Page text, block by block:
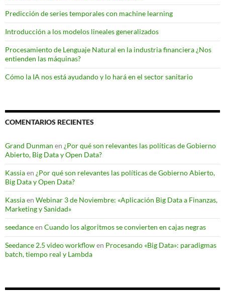
Predicción de series temporales con machine learning
Introducción a los modelos lineales generalizados
Procesamiento de Lenguaje Natural en la industria financiera ¿Nos
entienden las máquinas?
Cómo la IA nos está ayudando y lo hará en el sector sanitario
COMENTARIOS RECIENTES
Grand Dunman en ¿Por qué son relevantes las políticas de Gobierno
Abierto, Big Data y Open Data?
Kassiaen ¿Por qué son relevantes las políticas de Gobierno Abierto,
Big Data y Open Data?
Kassiaen Webinar 3 de Noviembre: «Aplicación Big Data a Finanzas,
Marketing y Sanidad»
seedanceen Cuando los algoritmos se convierten en cajas negras
Seedance 2.5 video workflowen Procesando «Big Data»: paradigmas
batch, tiempo real y Lambda